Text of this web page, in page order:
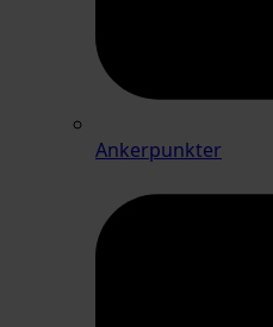
Ankerpunkter